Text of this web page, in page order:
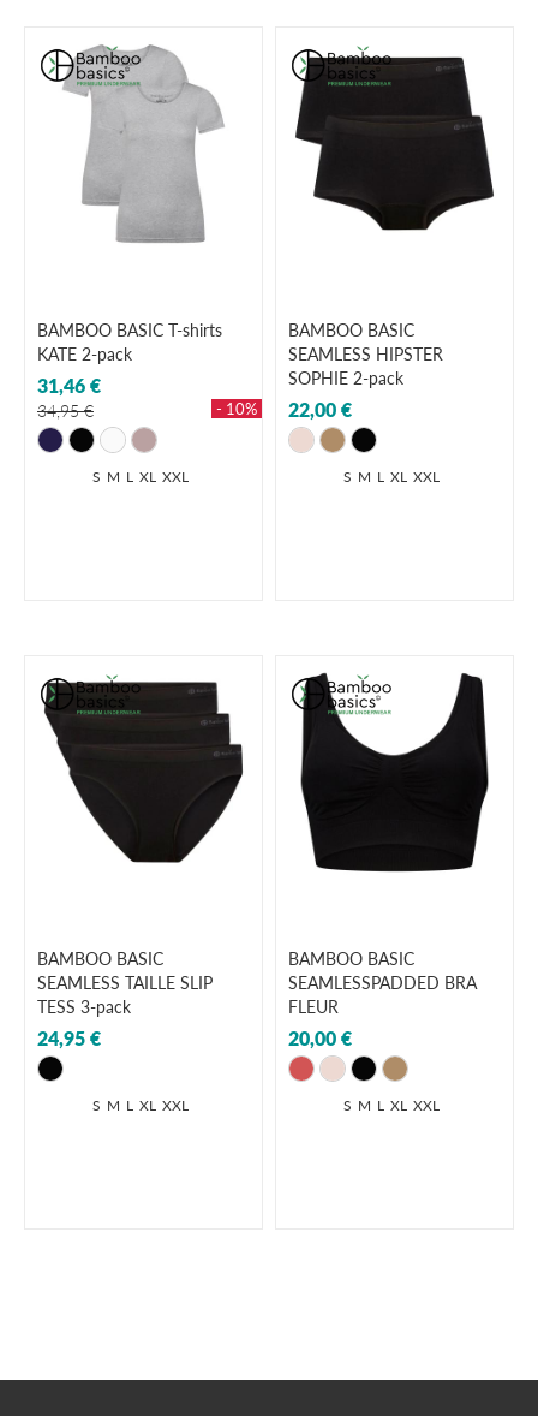
BAMBOO BASIC T-shirts
KATE 2-pack
31,46 €
34,95 € - 10%
S M L XL XXL
BAMBOO BASIC
SEAMLESS HIPSTER
SOPHIE 2-pack
22,00 €
S M L XL XXL
BAMBOO BASIC
SEAMLESS TAILLE SLIP
TESS 3-pack
24,95 €
S M L XL XXL
BAMBOO BASIC
SEAMLESSPADDED BRA
FLEUR
20,00 €
S M L XL XXL